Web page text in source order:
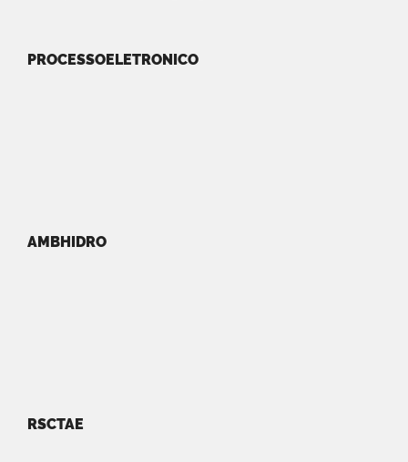
PROCESSOELETRONICO
AMBHIDRO
RSCTAE